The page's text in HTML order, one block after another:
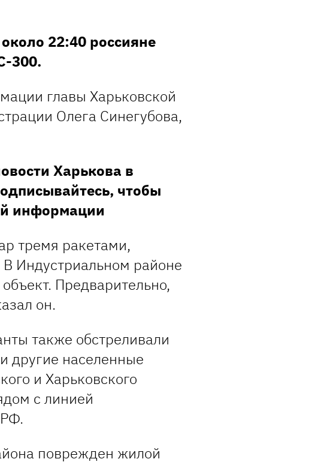
22:40 россияне
300.
главы Харьковской
Олега Синегубова,
Харькова в
чтобы
информации
тремя ракетами,
Индустриальном районе
Предварительно,
он.
также обстреливали
другие населенные
и Харьковского
с линией
поврежден жилой